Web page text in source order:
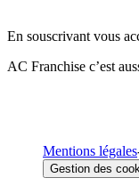
En souscrivant vous
AC Franchise c’est
Mentions légales
Gestion des